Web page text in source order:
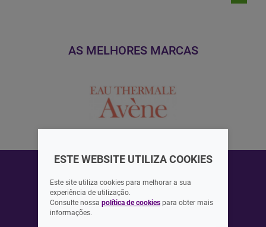
AS MELHORES MARCAS
ASSINAR
ESTE WEBSITE UTILIZA COOKIES
Este site utiliza cookies para melhorar a sua
experiência de utilização.
Consulte nossa política de cookies para obter mais
informações.